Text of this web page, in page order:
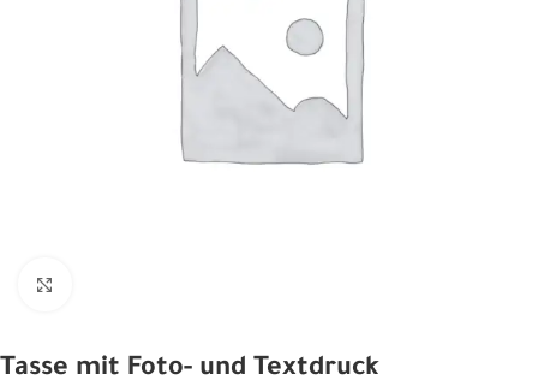
Tasse mit Foto- und Textdruck